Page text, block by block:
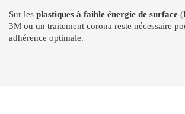
Sur les plastiques à faible énergie de surface
3M ou un traitement corona reste nécessaire
adhérence optimale.